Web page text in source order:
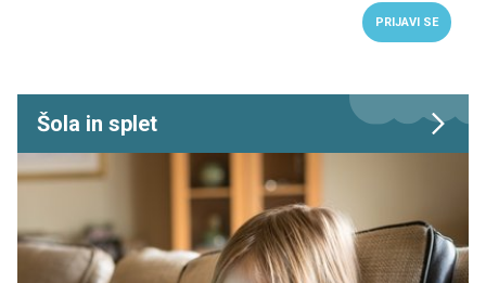
PRIJAVI SE
Šola in splet